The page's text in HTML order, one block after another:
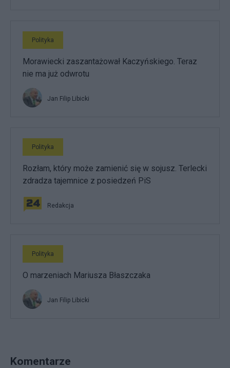
Polityka
Morawiecki zaszantażował Kaczyńskiego. Teraz
nie ma już odwrotu
Jan Filip Libicki
Polityka
Rozłam, który może zamienić się w sojusz. Terlecki
zdradza tajemnice z posiedzeń PiS
Redakcja
Polityka
O marzeniach Mariusza Błaszczaka
Jan Filip Libicki
Komentarze